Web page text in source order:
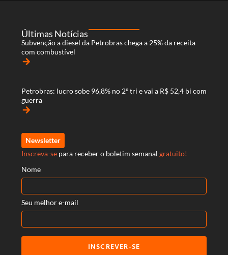
Últimas Notícias
Subvenção a diesel da Petrobras chega a 25% da receita
com combustível
arrow_forward
Petrobras: lucro sobe 96,8% no 2º tri e vai a R$ 52,4 bi com
guerra
arrow_forward
Newsletter
Inscreva-se para receber o boletim semanal gratuito!
Nome
Seu melhor e-mail
INSCREVER-SE